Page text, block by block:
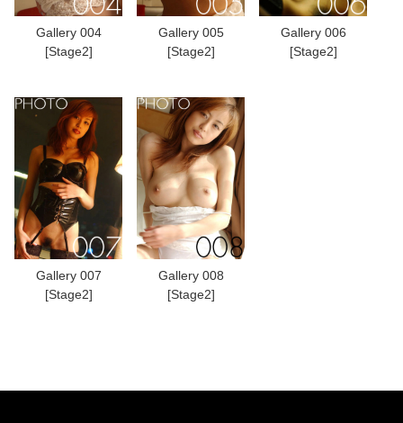
Gallery 004
[Stage2]
Gallery 005
[Stage2]
Gallery 006
[Stage2]
Gallery 007
[Stage2]
Gallery 008
[Stage2]